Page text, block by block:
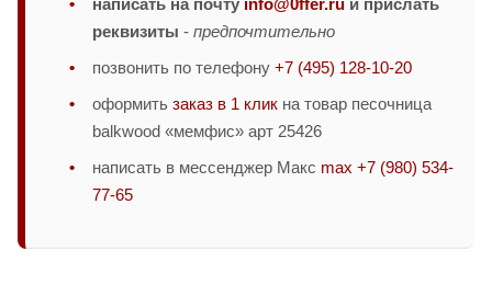
реквизиты - предпочтительно
позвонить по телефону +7 (495) 128-10-20
оформить заказ в 1 клик на товар песочница
balkwood «мемфис» арт 25426
написать в мессенджер Макс max +7 (980) 534-
77-65